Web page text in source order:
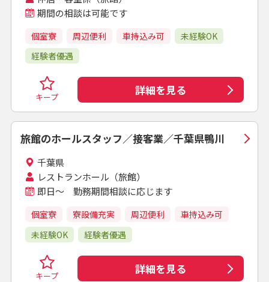
期間の相談は可能です
個室寮 周辺便利 車持込み可
未経験OK
経験者優遇
キープ 詳細を見る
旅館のホールスタッフ／接客業／千葉県鴨川
千葉県
レストランホール（旅館）
即日～ 勤務期間相談に応じます
個室寮 寮設備充実 周辺便利
車持込み可
未経験OK
経験者優遇
キープ 詳細を見る